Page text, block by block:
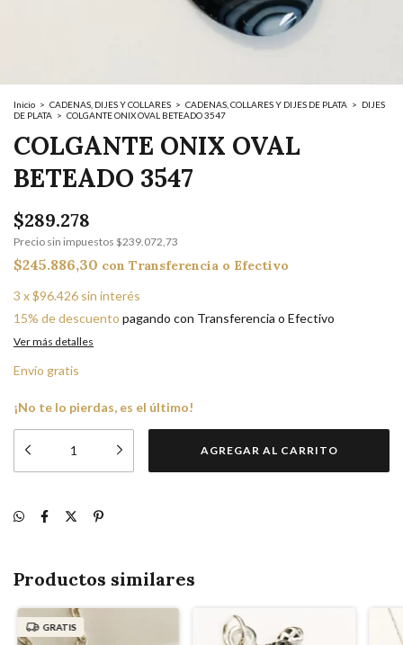
Inicio > CADENAS, DIJES Y COLLARES > CADENAS, COLLARES Y DIJES DE PLATA > DIJES
DE PLATA > COLGANTE ONIX OVAL BETEADO 3547
COLGANTE ONIX OVAL
BETEADO 3547
$289.278
Precio sin impuestos $239.072,73
$245.886,30 con Transferencia o Efectivo
3 x$96.426 sin interés
15% de descuento pagando con Transferencia o Efectivo
Ver más detalles
Envío gratis
¡No te lo pierdas, es el último!
Productos similares
GRATIS